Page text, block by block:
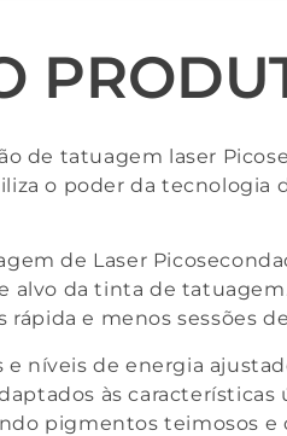
de tatuagem laser
o poder da tecnologia
de Laser
alvo da tinta de
e menos sessões
e níveis de energia
às
pigmentos teimosos